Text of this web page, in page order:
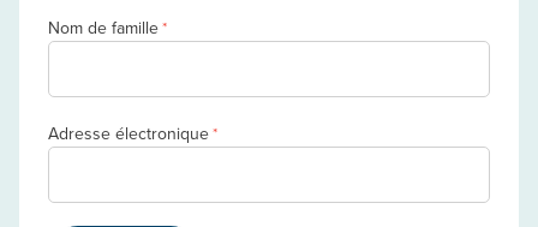
Nom de famille*
Adresse électronique*